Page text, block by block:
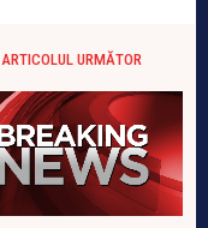
ARTICOLUL URMĂTOR